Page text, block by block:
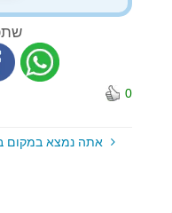
0
אתה נמצא במקום